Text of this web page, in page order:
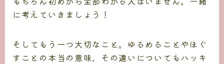
に考えていきましょう！
そしてもう一つ大切なこと。ゆるめることやほぐ
すことの本当の意味、その違いについてもハッキ